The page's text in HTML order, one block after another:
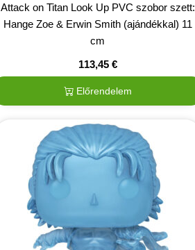
Attack on Titan Look Up PVC szobor szett:
Hange Zoe & Erwin Smith (ajándékkal) 11
cm
113,45 €
Előrendelem